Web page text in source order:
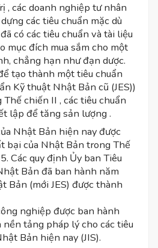
, các doanh nghiệp tư nhân
các tiêu chuẩn mặc dù
có các tiêu chuẩn và tài liệu
mục đích mua sắm cho một
chẳng hạn như đạn dược.
tạo thành một tiêu chuẩn
Kỹ thuật Nhật Bản cũ (JES))
chiến II , các tiêu chuẩn
lập để tăng sản lượng .
Nhật Bản hiện nay được
bại của Nhật Bản trong Thế
Các quy định Ủy ban Tiêu
Bản đã ban hành năm
Bản (mới JES) được thành
nghiệp được ban hành
tảng pháp lý cho các tiêu
Bản hiện nay (JIS).